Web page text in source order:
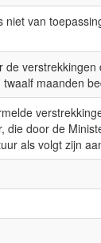
van
maanden
door de
als volgt zijn